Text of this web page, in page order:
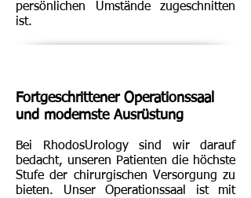
persönlichen Umstände zugeschnitten
ist.
Fortgeschrittener Operationssaal
und modernste Ausrüstung
Bei RhodosUrology sind wir darauf
bedacht, unseren Patienten die höchste
Stufe der chirurgischen Versorgung zu
bieten. Unser Operationssaal ist mit